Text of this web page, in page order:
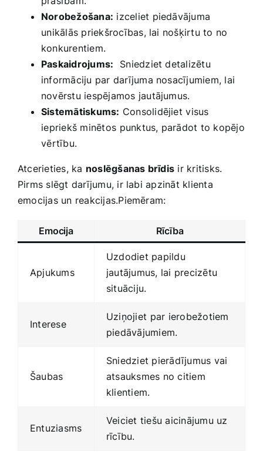
Norobežošana: izceliet ‌piedāvājuma
⁢unikālās‍ priekšrocības, lai nošķirtu to no
konkurentiem.
Paskaidrojums: ⁢ Sniedziet detalizētu
informāciju​ par darījuma ‍nosacījumiem, lai ​
novērstu iespējamos jautājumus.
Sistemātiskums: ​Consolidējiet ⁢visus
⁣iepriekš minētos⁢ punktus, parādot to kopējo
⁤vērtību.
Atcerieties,‌ ka​ noslēgšanas brīdis ir kritisks.
Pirms slēgt darījumu, ir labi apzināt klienta
emocijas un reakcijas.Piemēram:
Emocija Rīcība
Apjukums
Uzdodiet papildu‍
jautājumus, lai precizētu
situāciju.
Interese
Uziņojiet ⁤par ierobežotiem
piedāvājumiem.
Šaubas
Sniedziet pierādījumus‌ vai
atsauksmes no citiem
‍klientiem.
Entuziasms
Veiciet tiešu aicinājumu uz
rīcību.